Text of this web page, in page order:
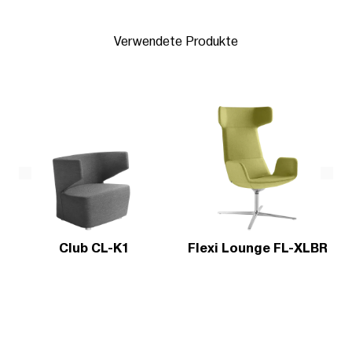
Verwendete Produkte
Club CL-K1 Flexi Lounge FL-XLBR